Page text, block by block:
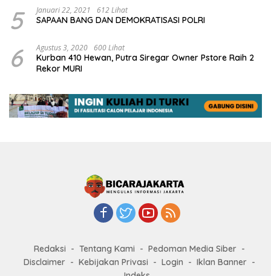
5 Januari 22, 2021 612 Lihat
SAPAAN BANG DAN DEMOKRATISASI POLRI
6 Agustus 3, 2020 600 Lihat
Kurban 410 Hewan, Putra Siregar Owner Pstore Raih 2
Rekor MURI
Redaksi Tentang Kami
Pedoman Media Siber
Disclaimer
Kebijakan Privasi Login
Iklan Banner